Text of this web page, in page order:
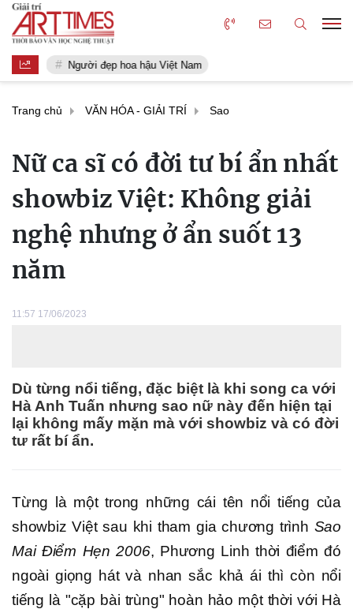
Người đẹp hoa hậu Việt Nam
Trang chủ VĂN HÓA - GIẢI TRÍ Sao
Nữ ca sĩ có đời tư bí ẩn nhất
showbiz Việt: Không giải
nghệ nhưng ở ẩn suốt 13
năm
11:57 17/06/2023
Dù từng nổi tiếng, đặc biệt là khi song ca với
Hà Anh Tuấn nhưng sao nữ này đến hiện tại
lại không mấy mặn mà với showbiz và có đời
tư rất bí ẩn.
Từng là một trong những cái tên nổi tiếng của
showbiz Việt sau khi tham gia chương trình Sao
Mai Điểm Hẹn 2006, Phương Linh thời điểm đó
ngoài giọng hát và nhan sắc khả ái thì còn nổi
tiếng là "cặp bài trùng" hoàn hảo một thời với Hà